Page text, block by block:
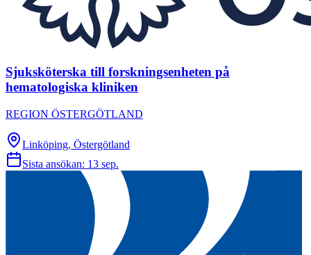
Sjuksköterska till forskningsenheten på
hematologiska kliniken
REGION ÖSTERGÖTLAND
Linköping, Östergötland
Sista ansökan: 13 sep.